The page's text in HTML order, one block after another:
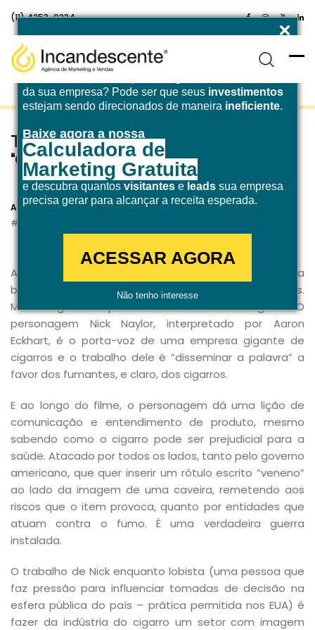
da sua empresa? Pode ser que seus investimentos
estejam sendo direcionados de maneira ineficiente.
Baixe agora a nossa
Calculadora de
Marketing Gratuita
e descubra quantos visitantes e leads sua empresa
precisa gerar para alcançar a receita esperada.
ACESSAR AGORA
Não tenho interesse
(11) 4253-0224
Técnicas de marketing que o filme
“Obrigado por fumar” nos ensina
Agência Incandescente
29 de outubro de 2019
Aos cinéfilos de plantão, “Obrigado por fumar” é uma
boa dica para incluir na sua lista de filmes imperdíveis.
Mas a sugestão é para todos. A história é a seguinte: O
personagem Nick Naylor, interpretado por Aaron
Eckhart, é o porta-voz de uma empresa gigante de
cigarros e o trabalho dele é “disseminar a palavra” a
favor dos fumantes, e claro, dos cigarros.
E ao longo do filme, o personagem dá uma lição de
comunicação e entendimento de produto, mesmo
sabendo como o cigarro pode ser prejudicial para a
saúde. Atacado por todos os lados, tanto pelo governo
americano, que quer inserir um rótulo escrito “veneno”
ao lado da imagem de uma caveira, remetendo aos
riscos que o item provoca, quanto por entidades que
atuam contra o fumo. É uma verdadeira guerra
instalada.
O trabalho de Nick enquanto lobista (uma pessoa que
faz pressão para influenciar tomadas de decisão na
esfera pública do país – prática permitida nos EUA) é
fazer da indústria do cigarro um setor com imagem